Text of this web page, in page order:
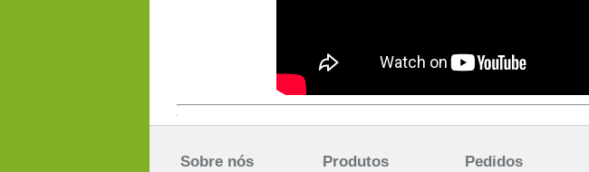
Sobre nós Produtos Pedidos